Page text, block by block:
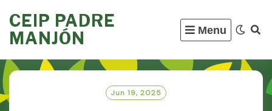
to
content
CEIP PADRE
MANJÓN
Menu
Jun 19, 2025